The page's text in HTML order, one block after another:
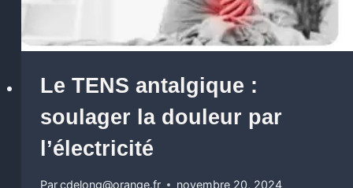
Le TENS antalgique :
soulager la douleur par
l’électricité
Parcdelong@orange.fr novembre 20, 2024